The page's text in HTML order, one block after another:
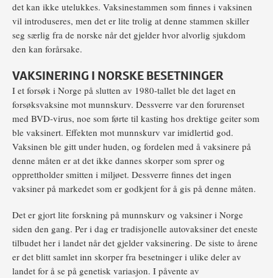
det kan ikke utelukkes. Vaksinestammen som finnes i vaksinen
vil introduseres, men det er lite trolig at denne stammen skiller
seg særlig fra de norske når det gjelder hvor alvorlig sjukdom
den kan forårsake.
VAKSINERING I NORSKE BESETNINGER
I et forsøk i Norge på slutten av 1980-tallet ble det laget en
forsøksvaksine mot munnskurv. Dessverre var den forurenset
med BVD-virus, noe som førte til kasting hos drektige geiter som
ble vaksinert. Effekten mot munnskurv var imidlertid god.
Vaksinen ble gitt under huden, og fordelen med å vaksinere på
denne måten er at det ikke dannes skorper som sprer og
opprettholder smitten i miljøet. Dessverre finnes det ingen
vaksiner på markedet som er godkjent for å gis på denne måten.
Det er gjort lite forskning på munnskurv og vaksiner i Norge
siden den gang. Per i dag er tradisjonelle autovaksiner det eneste
tilbudet her i landet når det gjelder vaksinering. De siste to årene
er det blitt samlet inn skorper fra besetninger i ulike deler av
landet for å se på genetisk variasjon. I påvente av